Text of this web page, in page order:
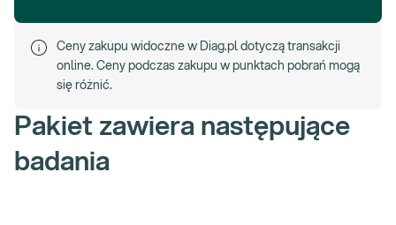
Ceny zakupu widoczne w Diag.pl dotyczą transakcji
online. Ceny podczas zakupu w punktach pobrań mogą
się różnić.
Pakiet zawiera następujące
badania